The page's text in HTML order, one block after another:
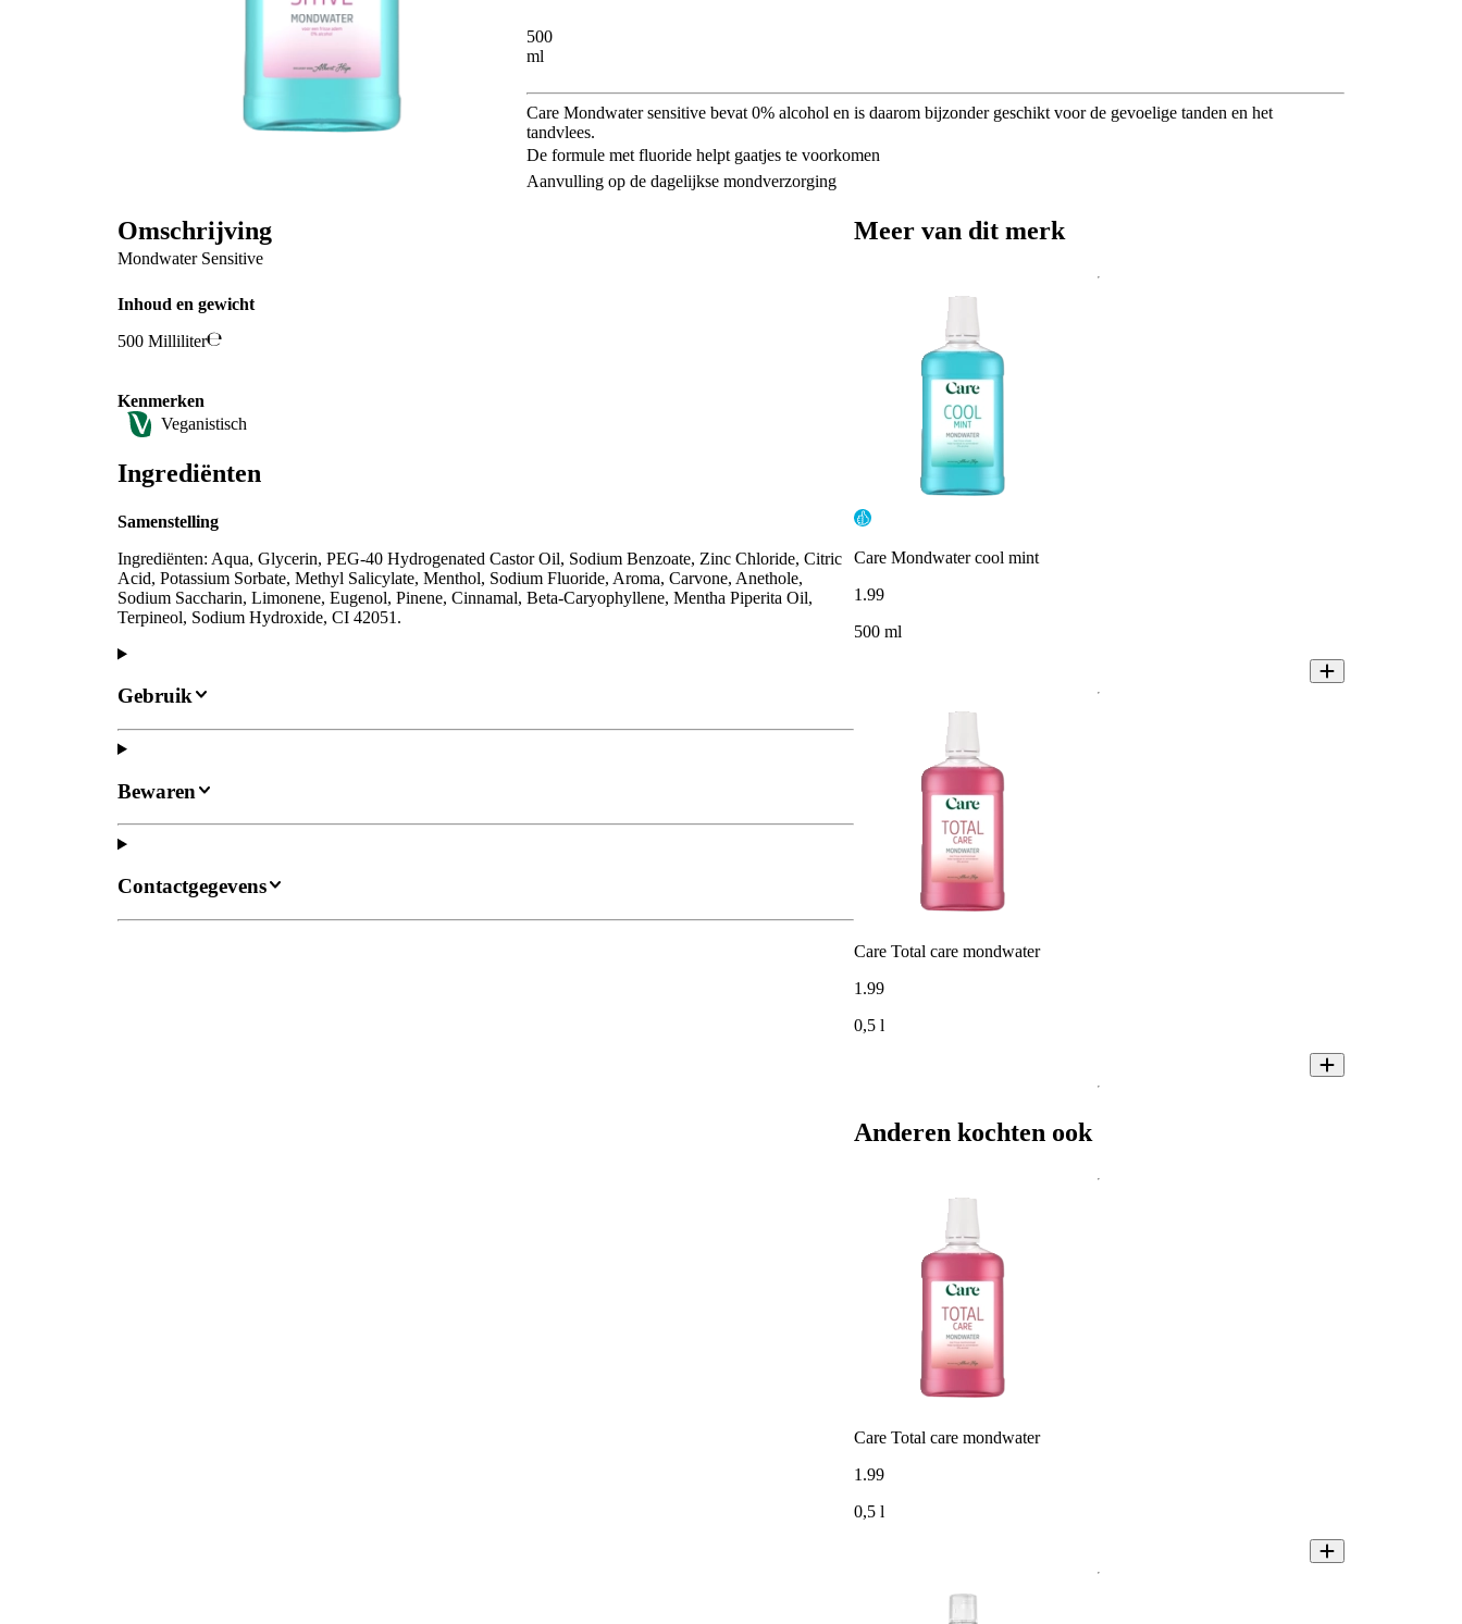
500
ml
Care Mondwater sensitive bevat 0% alcohol en is daarom bijzonder geschikt voor de gevoelige tanden en het
tandvlees.
De formule met fluoride helpt gaatjes te voorkomen
Aanvulling op de dagelijkse mondverzorging
Omschrijving
Mondwater Sensitive
Inhoud en gewicht
500 Milliliter
Kenmerken
Veganistisch
Ingrediënten
Samenstelling
Ingrediënten: Aqua, Glycerin, PEG-40 Hydrogenated Castor Oil, Sodium Benzoate, Zinc Chloride, Citric
Acid, Potassium Sorbate, Methyl Salicylate, Menthol, Sodium Fluoride, Aroma, Carvone, Anethole,
Sodium Saccharin, Limonene, Eugenol, Pinene, Cinnamal, Beta-Caryophyllene, Mentha Piperita Oil,
Terpineol, Sodium Hydroxide, CI 42051.
Gebruik
Bewaren
Contactgegevens
Meer van dit merk
Care Mondwater cool mint
1 .99
500 ml
Care Total care mondwater
1 .99
0,5 l
Anderen kochten ook
Care Total care mondwater
1 .99
0,5 l